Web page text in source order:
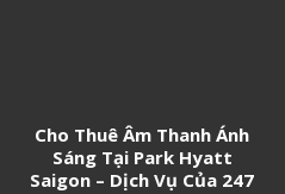
Cho Thuê Âm Thanh Ánh
Sáng Tại Park Hyatt
Saigon – Dịch Vụ Của 247